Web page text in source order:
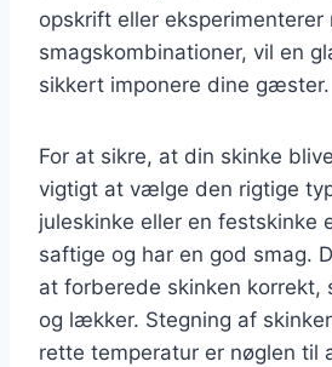
opskrift eller eksperimenterer
smagskombinationer, vil en
sikkert imponere dine gæster.
For at sikre, at din skinke
vigtigt at vælge den rigtige
juleskinke eller en festskinke
saftige og har en god smag.
at forberede skinken korrekt,
og lækker. Stegning af
rette temperatur er nøglen til